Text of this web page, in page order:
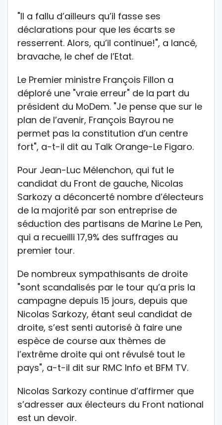
"Il a fallu d’ailleurs qu’il fasse ses
déclarations pour que les écarts se
resserrent. Alors, qu’il continue!", a lancé,
bravache, le chef de l’Etat.
Le Premier ministre François Fillon a
déploré une "vraie erreur" de la part du
président du MoDem. "Je pense que sur le
plan de l’avenir, François Bayrou ne
permet pas la constitution d’un centre
fort", a-t-il dit au Talk Orange-Le Figaro.
Pour Jean-Luc Mélenchon, qui fut le
candidat du Front de gauche, Nicolas
Sarkozy a déconcerté nombre d’électeurs
de la majorité par son entreprise de
séduction des partisans de Marine Le Pen,
qui a recueilli 17,9% des suffrages au
premier tour.
De nombreux sympathisants de droite
"sont scandalisés par le tour qu’a pris la
campagne depuis 15 jours, depuis que
Nicolas Sarkozy, étant seul candidat de
droite, s’est senti autorisé à faire une
espèce de course aux thèmes de
l’extrême droite qui ont révulsé tout le
pays", a-t-il dit sur RMC Info et BFM TV.
Nicolas Sarkozy continue d’affirmer que
s’adresser aux électeurs du Front national
est un devoir.